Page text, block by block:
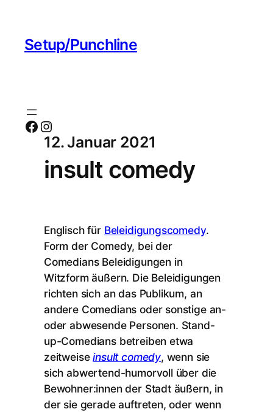
Setup/Punchline
Facebook Instagram
12. Januar 2021
insult comedy
Englisch für Beleidigungscomedy.
Form der Comedy, bei der
Comedians Beleidigungen in
Witzform äußern. Die Beleidigungen
richten sich an das Publikum, an
andere Comedians oder sonstige an-
oder abwesende Personen. Stand-
up-Comedians betreiben etwa
zeitweiseinsult comedy, wenn sie
sich abwertend-humorvoll über die
Bewohner:innen der Stadt äußern, in
der sie gerade auftreten, oder wenn